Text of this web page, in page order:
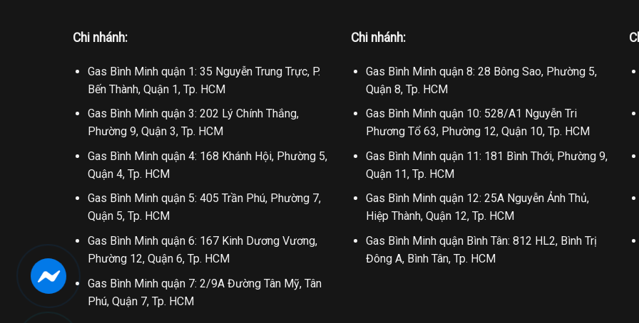
Chi nhánh:
Gas Bình Minh quận 1: 35 Nguyễn Trung Trực, P.
Bến Thành, Quận 1, Tp. HCM
Gas Bình Minh quận 3: 202 Lý Chính Thắng,
Phường 9, Quận 3, Tp. HCM
Gas Bình Minh quận 4: 168 Khánh Hội, Phường 5,
Quận 4, Tp. HCM
Gas Bình Minh quận 5: 405 Trần Phú, Phường 7,
Quận 5, Tp. HCM
Gas Bình Minh quận 6: 167 Kinh Dương Vương,
Phường 12, Quận 6, Tp. HCM
Gas Bình Minh quận 7: 2/9A Đường Tân Mỹ, Tân
Phú, Quận 7, Tp. HCM
Chi nhánh:
Gas Bình Minh quận 8: 28 Bông Sao, Phường 5,
Quận 8, Tp. HCM
Gas Bình Minh quận 10: 528/A1 Nguyễn Tri
Phương Tổ 63, Phường 12, Quận 10, Tp. HCM
Gas Bình Minh quận 11: 181 Bình Thới, Phường 9,
Quận 11, Tp. HCM
Gas Bình Minh quận 12: 25A Nguyễn Ảnh Thủ,
Hiệp Thành, Quận 12, Tp. HCM
Gas Bình Minh quận Bình Tân: 812 HL2, Bình Trị
Đông A, Bình Tân, Tp. HCM